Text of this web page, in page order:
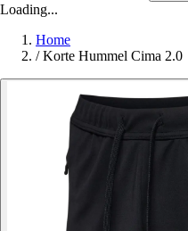
Loading...
Home
/ Korte Hummel Cima 2.0